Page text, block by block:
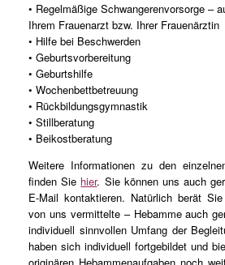
• Regelmäßige Schwangerenvorsorge –
Ihrem Frauenarzt bzw. Ihrer Frauenärztin
• Hilfe bei Beschwerden
• Geburtsvorbereitung
• Geburtshilfe
• Wochenbettbetreuung
• Rückbildungsgymnastik
• Stillberatung
• Beikostberatung
Weitere Informationen zu den
finden Sie hier. Sie können uns auch
E-Mail kontaktieren. Natürlich berät
von uns vermittelte – Hebamme auch
individuell sinnvollen Umfang der
haben sich individuell fortgebildet und